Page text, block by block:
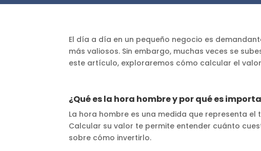
El día a día en un pequeño negocio es
más valiosos. Sin embargo, muchas veces se
este artículo, exploraremos cómo calcular el
¿Qué es la hora hombre y por qué es
La hora hombre es una medida que representa
Calcular su valor te permite entender cuánto
sobre cómo invertirlo.